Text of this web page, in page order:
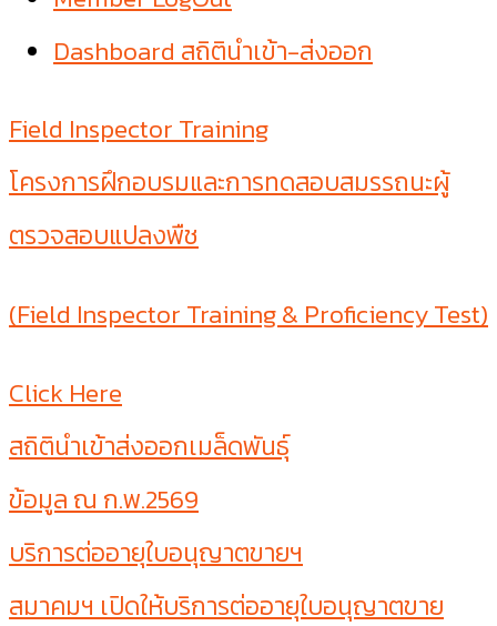
Dashboard สถิตินำเข้า-ส่งออก
Field Inspector Training
โครงการฝึกอบรมและการทดสอบสมรรถนะผู้
ตรวจสอบแปลงพืช
(Field Inspector Training & Proficiency Test)
Click Here
สถิตินำเข้าส่งออกเมล็ดพันธุ์
ข้อมูล ณ ก.พ.2569
บริการต่ออายุใบอนุญาตขายฯ
สมาคมฯ เปิดให้บริการต่ออายุใบอนุญาตขาย